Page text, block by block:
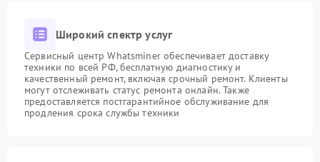
Широкий спектр услуг
Сервисный центр Whatsminer обеспечивает доставку
техники по всей РФ, бесплатную диагностику и
качественный ремонт, включая срочный ремонт. Клиенты
могут отслеживать статус ремонта онлайн. Также
предоставляется постгарантийное обслуживание для
продления срока службы техники